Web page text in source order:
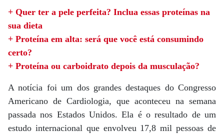
+ Quer ter a pele perfeita? Inclua essas proteínas na
sua dieta
+ Proteína em alta: será que você está consumindo
certo?
+ Proteína ou carboidrato depois da musculação?
A notícia foi um dos grandes destaques do Congresso
Americano de Cardiologia, que aconteceu na semana
passada nos Estados Unidos. Ela é o resultado de um
estudo internacional que envolveu 17,8 mil pessoas de